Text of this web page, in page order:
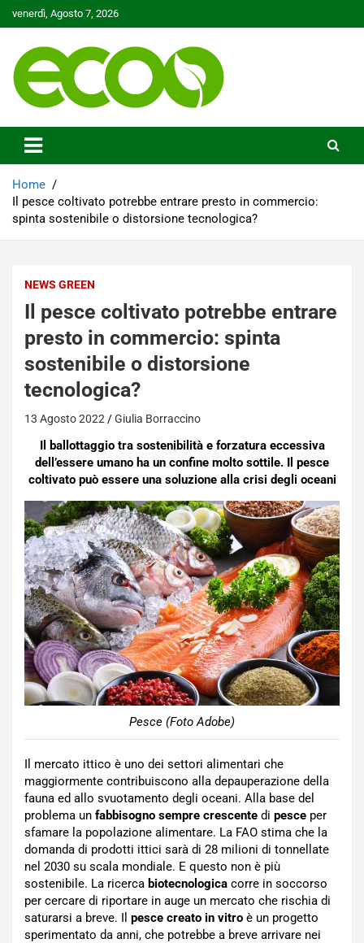
to
venerdì, Agosto 7, 2026
Ecoo.it
Home
Il pesce coltivato potrebbe entrare presto in commercio:
spinta sostenibile o distorsione tecnologica?
NEWS GREEN
Il pesce coltivato potrebbe entrare
presto in commercio: spinta
sostenibile o distorsione
tecnologica?
13 Agosto 2022 Giulia Borraccino
Il ballottaggio tra sostenibilità e forzatura eccessiva
dell’essere umano ha un confine molto sottile. Il pesce
coltivato può essere una soluzione alla crisi degli oceani
Pesce (Foto Adobe)
Il mercato ittico è uno dei settori alimentari che
maggiormente contribuiscono alla depauperazione della
fauna ed allo svuotamento degli oceani. Alla base del
problema un fabbisogno sempre crescente di pesce per
sfamare la popolazione alimentare. La FAO stima che la
domanda di prodotti ittici sarà di 28 milioni di tonnellate
nel 2030 su scala mondiale. E questo non è più
sostenibile. La ricerca biotecnologica corre in soccorso
per cercare di riportare in auge un mercato che rischia di
saturarsi a breve. Il pesce creato in vitro è un progetto
sperimentato da anni, che potrebbe a breve arrivare nei